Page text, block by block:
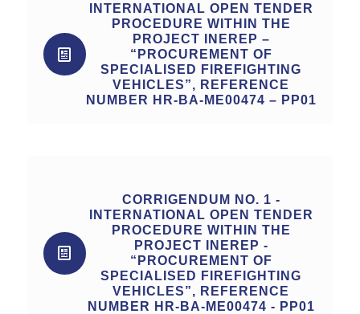
INTERNATIONAL OPEN TENDER
PROCEDURE WITHIN THE
PROJECT INEREP –
“PROCUREMENT OF
SPECIALISED FIREFIGHTING
VEHICLES”, REFERENCE
NUMBER HR-BA-ME00474 – PP01
CORRIGENDUM NO. 1 -
INTERNATIONAL OPEN TENDER
PROCEDURE WITHIN THE
PROJECT INEREP -
“PROCUREMENT OF
SPECIALISED FIREFIGHTING
VEHICLES”, REFERENCE
NUMBER HR-BA-ME00474 - PP01